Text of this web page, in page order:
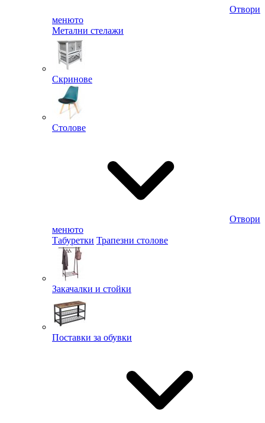
Отвори
менюто
Метални стелажи
Скринове
Столове
Отвори
менюто
Табуретки Трапезни столове
Закачалки и стойки
Поставки за обувки